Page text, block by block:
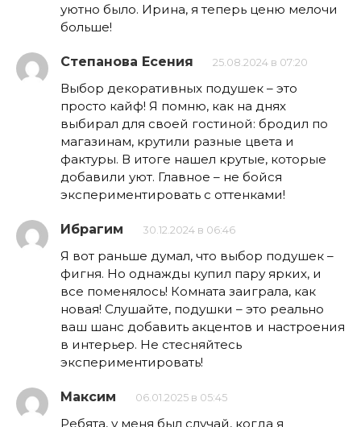
уютно было. Ирина, я теперь ценю мелочи
больше!
Степанова Есения 25.08.2024 в 07:20
Выбор декоративных подушек – это
просто кайф! Я помню, как на днях
выбирал для своей гостиной: бродил по
магазинам, крутили разные цвета и
фактуры. В итоге нашел крутые, которые
добавили уют. Главное – не бойся
экспериментировать с оттенками!
Ибрагим 30.12.2024 в 06:46
Я вот раньше думал, что выбор подушек –
фигня. Но однажды купил пару ярких, и
все поменялось! Комната заиграла, как
новая! Слушайте, подушки – это реально
ваш шанс добавить акцентов и настроения
в интерьер. Не стесняйтесь
экспериментировать!
Максим 06.01.2025 в 05:45
Ребята, у меня был случай, когда я